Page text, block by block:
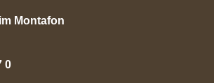
Montafon
0